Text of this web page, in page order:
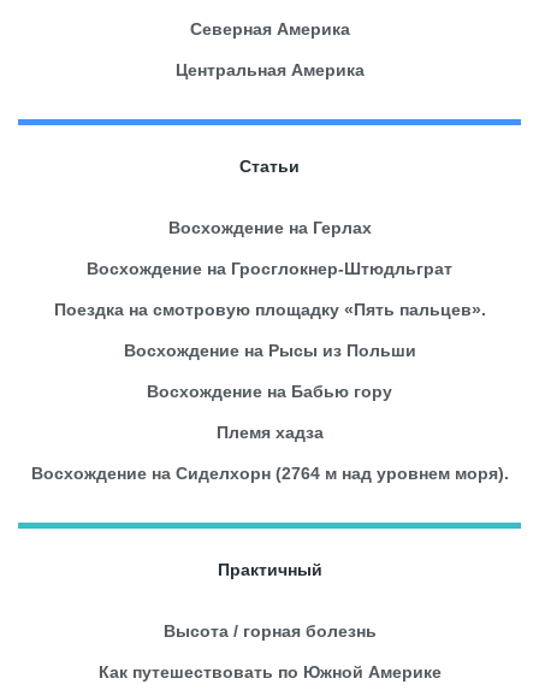
Северная Америка
Центральная Америка
Статьи
Восхождение на Герлах
Восхождение на Гросглокнер-Штюдльграт
Поездка на смотровую площадку «Пять пальцев».
Восхождение на Рысы из Польши
Восхождение на Бабью гору
Племя хадза
Восхождение на Сиделхорн (2764 м над уровнем моря).
Практичный
Высота / горная болезнь
Как путешествовать по Южной Америке